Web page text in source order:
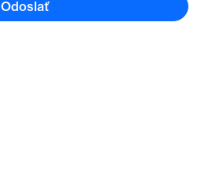
Odoslať